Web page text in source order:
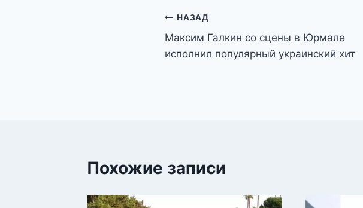
Навигация
по
НАЗАД
Максим Галкин со сцены в Юрмале
исполнил популярный украинский хит
Похожие записи